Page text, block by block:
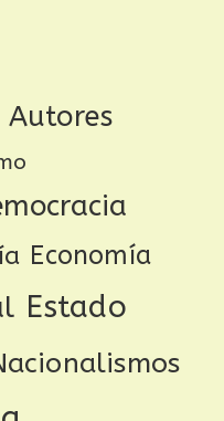
Autores
Economía
Estado